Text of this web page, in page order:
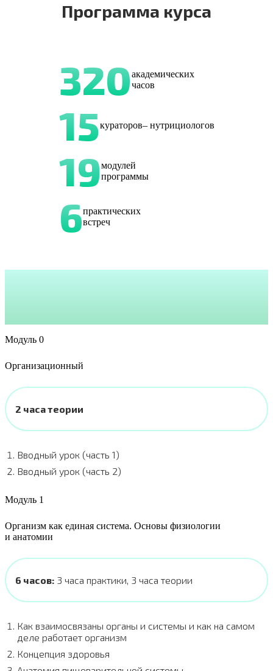
Программа курса
320академических
часов
15кураторов– нутрициологов
19модулей
программы
6практических
встреч
Модуль 0
Организационный
2 часатеории
Вводный урок (часть 1)
Вводный урок (часть 2)
Модуль 1
Организм как единая система. Основы физиологии
и анатомии
6 часов: 3 часа практики, 3 часа теории
Как взаимосвязаны органы и системы и как на самом
деле работает организм
Концепция здоровья